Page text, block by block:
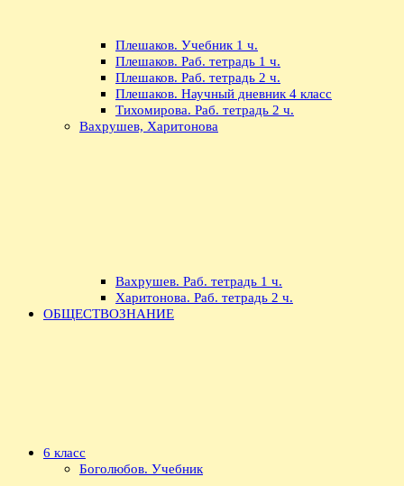
Плешаков. Учебник 1 ч.
Плешаков. Раб. тетрадь 1 ч.
Плешаков. Раб. тетрадь 2 ч.
Плешаков. Научный дневник 4 класс
Тихомирова. Раб. тетрадь 2 ч.
Вахрушев, Харитонова
Вахрушев. Раб. тетрадь 1 ч.
Харитонова. Раб. тетрадь 2 ч.
ОБЩЕСТВОЗНАНИЕ
6 класс
Боголюбов. Учебник